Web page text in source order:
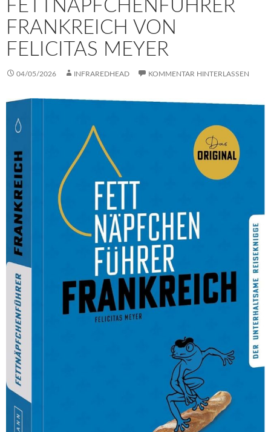
FETTNÄPFCHENFÜHRER
FRANKREICH VON
FELICITAS MEYER
04/05/2026 INFRAREDHEAD KOMMENTAR HINTERLASSEN